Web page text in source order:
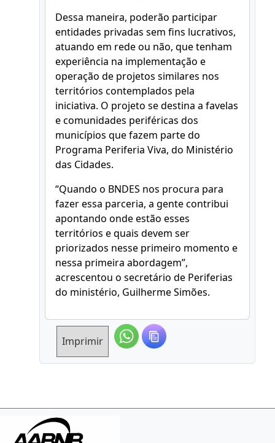
Dessa maneira, poderão participar
entidades privadas sem fins lucrativos,
atuando em rede ou não, que tenham
experiência na implementação e
operação de projetos similares nos
territórios contemplados pela
iniciativa. O projeto se destina a favelas
e comunidades periféricas dos
municípios que fazem parte do
Programa Periferia Viva, do Ministério
das Cidades.
“Quando o BNDES nos procura para
fazer essa parceria, a gente contribui
apontando onde estão esses
territórios e quais devem ser
priorizados nesse primeiro momento e
nessa primeira abordagem”,
acrescentou o secretário de Periferias
do ministério, Guilherme Simões.
Imprimir